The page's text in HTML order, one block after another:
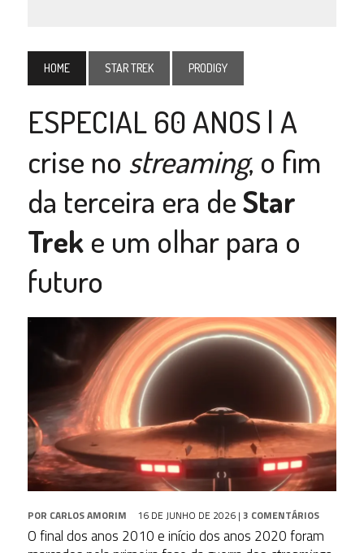
HOME STAR TREK PRODIGY
ESPECIAL 60 ANOS | A
crise no streaming, o fim
da terceira era deStar
Treke um olhar para o
futuro
POR CARLOS AMORIM 16 DE JUNHO DE 2026| 3 COMENTÁRIOS
O final dos anos 2010 e início dos anos 2020 foram